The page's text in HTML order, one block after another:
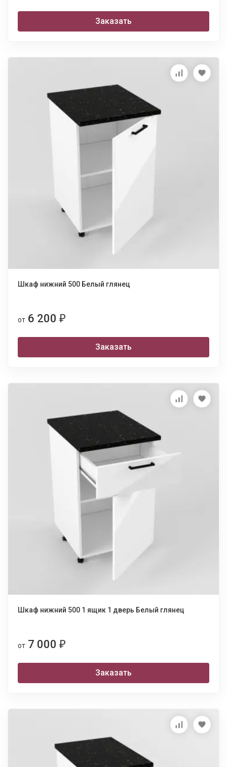
Заказать
Шкаф нижний 500 Белый глянец
от 6 200 ₽
Заказать
Шкаф нижний 500 1 ящик 1 дверь Белый глянец
от 7 000 ₽
Заказать